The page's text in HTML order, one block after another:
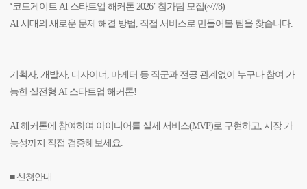
‘코드게이트 AI 스타트업 해커톤 2026’ 참가팀 모집(~7/8)
AI 시대의 새로운 문제 해결 방법, 직접 서비스로 만들어볼 팀을 찾습니다.
기획자, 개발자, 디자이너, 마케터 등 직군과 전공 관계없이 누구나 참여 가
능한 실전형 AI 스타트업 해커톤!
AI 해커톤에 참여하여 아이디어를 실제 서비스(MVP)로 구현하고, 시장 가
능성까지 직접 검증해보세요.
■ 신청안내